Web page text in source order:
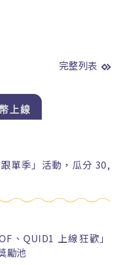
完整列表
上線
單季」活動，瓜分 30,
、QUID1 上線狂歡」
勵池